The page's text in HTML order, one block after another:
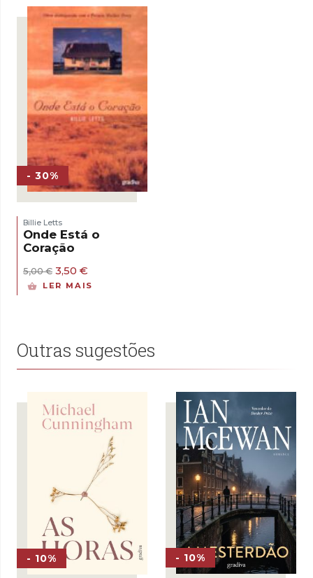
- 30%
Billie Letts
Onde Está o
Coração
5,00€ O
preço
3,50 €
preço
LER MAIS
Outras sugestões
- 10% - 10%